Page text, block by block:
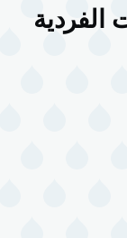
الفردية